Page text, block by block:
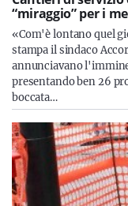
“miraggio” per i
«Com'è lontano quel
stampa il sindaco
annunciavano
presentando ben 26
boccata…